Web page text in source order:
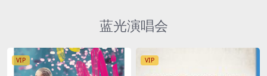
蓝光演唱会
VIP VIP